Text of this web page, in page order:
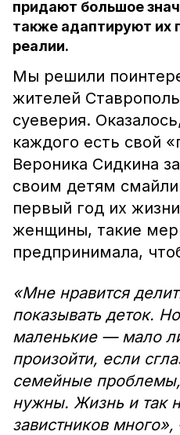
придают большое
также адаптируют их
реалии.
Мы решили
жителей
суеверия.
каждого есть свой
Вероника Сидкина
своим детям
первый год их
женщины, такие
предпринимала,
«Мне нравится
показывать деток.
маленькие — мало
произойти, если
семейные
нужны. Жизнь и так
завистников